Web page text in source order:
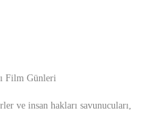
Film Günleri
ve insan hakları savunucuları,